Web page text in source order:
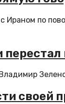
Ираном по
своей